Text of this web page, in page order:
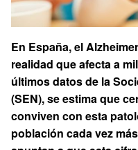
En España, el
realidad que afecta a
últimos datos de la
(SEN), se estima que
conviven con esta
población cada vez